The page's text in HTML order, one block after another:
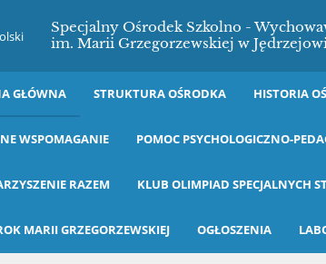
Specjalny Ośrodek Szkolno -
im. Marii Grzegorzewskiej w
GŁÓWNA STRUKTURA OŚRODKA HISTORIA
WSPOMAGANIE POMOC PSYCHOLOGICZNO-
RAZEM KLUB OLIMPIAD SPECJALNYCH
MARII GRZEGORZEWSKIEJ OGŁOSZENIA